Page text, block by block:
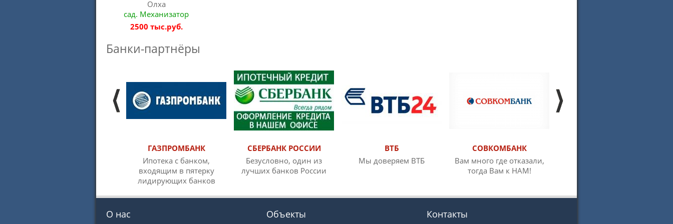
Олха
сад. Механизатор
2500 тыс.руб.
Банки-партнёры
ГАЗПРОМБАНК
Ипотека с банком,
входящим в пятерку
лидирующих банков
СБЕРБАНК РОССИИ
Безусловно, один из
лучших банков России
ВТБ
Мы доверяем ВТБ
СОВКОМБАНК
Вам много где отказали,
тогда Вам к НАМ!
О нас Объекты Контакты